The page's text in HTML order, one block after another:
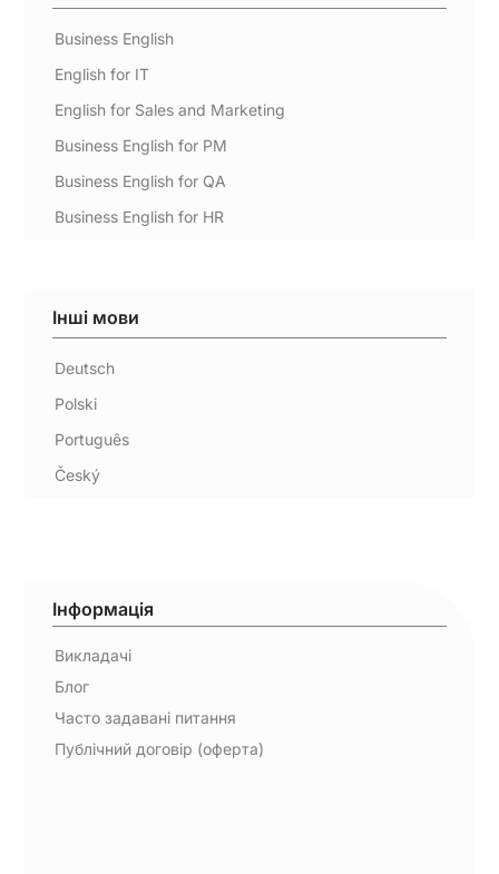
Business English
English for IT
English for Sales and Marketing
Business English for PM
Business English for QA
Business English for HR
Інші мови
Deutsch
Polski
Português
Český
Інформація
Викладачі
Блог
Часто задавані питання
Публічний договір (оферта)